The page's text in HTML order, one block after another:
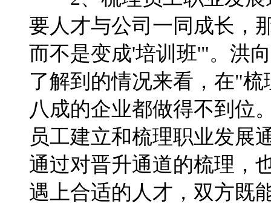
要人才与公司一同成长，
而不是变成'培训班'"。洪
了解到的情况来看，在"
八成的企业都做得不到位
员工建立和梳理职业发展
通过对晋升通道的梳理，
遇上合适的人才，双方既